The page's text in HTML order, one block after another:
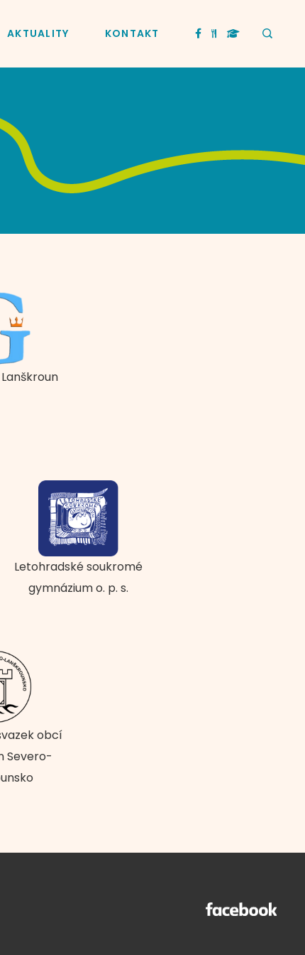
AKTUALITY KONTAKT
Letohradské soukromé
gymnázium o. p. s.
obcí
Severo-